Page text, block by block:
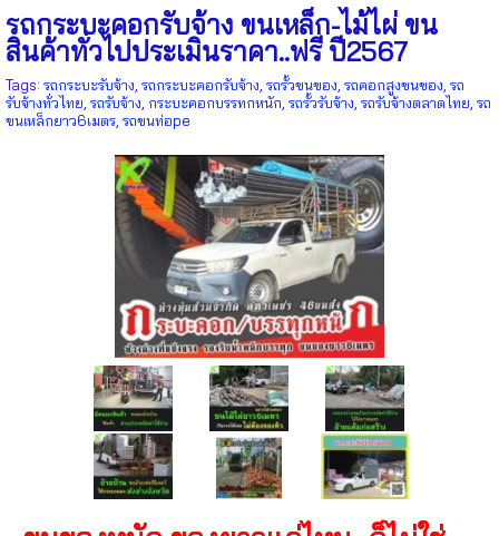
รถกระบะคอกรับจ้าง ขนเหล็ก-ไม้ไผ่ ขน
สินค้าทั่วไปประเมินราคา..ฟรี ปี2567
Tags: รถกระบะรับจ้าง รถกระบะคอกรับจ้าง รถรั้วขนของ รถคอกสูงขนของ รถ
รับจ้างทั่วไทย รถรับจ้าง กระบะคอกบรรทกหนัก รถรั้วรับจ้าง รถรับจ้างตลาดไทย รถ
ขนเหล็กยาว6เมตร, รถขนท่อpe